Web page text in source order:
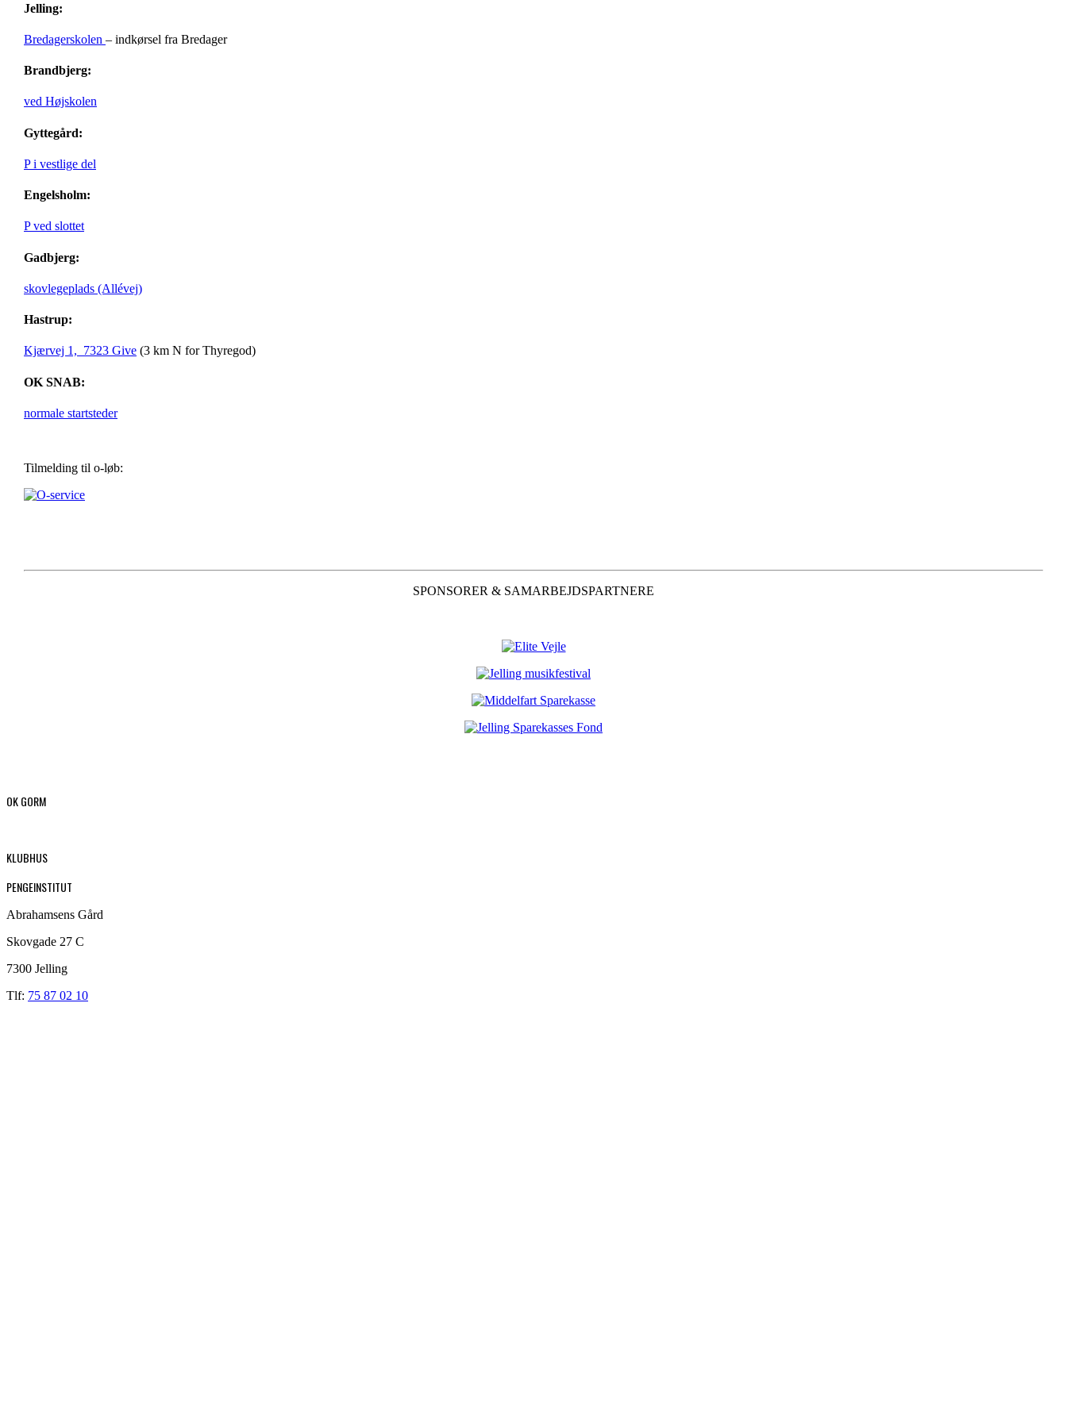
Jelling:
Bredagerskolen – indkørsel fra Bredager
Brandbjerg:
ved Højskolen
Gyttegård:
P i vestlige del
Engelsholm:
P ved slottet
Gadbjerg:
skovlegeplads (Allévej)
Hastrup:
Kjærvej 1, 7323 Give (3 km N for Thyregod)
OK SNAB:
normale startsteder
Tilmelding til o-løb:
SPONSORER & SAMARBEJDSPARTNERE
OK GORM
KLUBHUS
PENGEINSTITUT
Abrahamsens Gård
Skovgade 27 C
7300 Jelling
Tlf: 75 87 02 10